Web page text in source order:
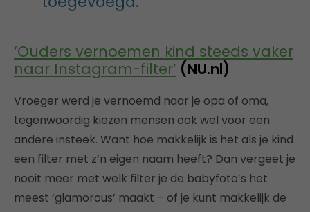
‘Ouders vernoemen kind steeds vaker
naar Instagram-filter’ (NU.nl)
Vroeger werd je vernoemd naar je opa of oma,
tegenwoordig kiezen mensen ook wel voor een
andere insteek. Want hoe makkelijk is het als je kind
een filter met z’n eigen naam heeft? Dan vergeet je
nooit meer met welk filter je de babyfoto’s het
meest ‘glamorous’ maakt – of je kunt makkelijk de